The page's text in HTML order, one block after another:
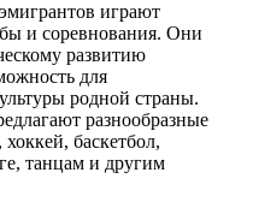
играют
и соревнования. Они
развитию
для
родной страны.
разнообразные
баскетбол,
танцам и другим